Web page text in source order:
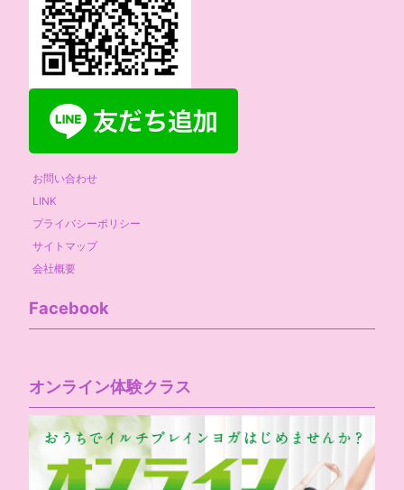
お問い合わせ
LINK
プライバシーポリシー
サイトマップ
会社概要
Facebook
オンライン体験クラス